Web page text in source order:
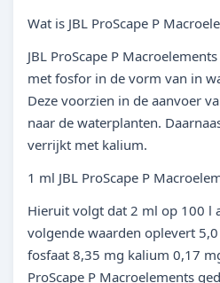
Wat is JBL ProScape P
JBL ProScape P
met fosfor in de vorm van in
Deze voorzien in de aanvoer
naar de waterplanten.
verrijkt met kalium.
1 ml JBL ProScape P
Hieruit volgt dat 2 ml op 100 l
volgende waarden oplevert
fosfaat 8,35 mg kalium 0,17
ProScape P Macroelements